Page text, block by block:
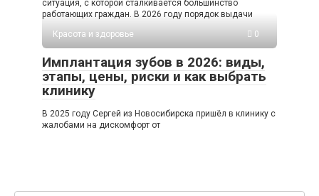
ситуация, с которой сталкивается большинство
работающих граждан. В 2026 году порядок выдачи
Красота и здоровье
0
Имплантация зубов в 2026: виды,
этапы, цены, риски и как выбрать
клинику
В 2025 году Сергей из Новосибирска пришёл в клинику с
жалобами на дискомфорт от